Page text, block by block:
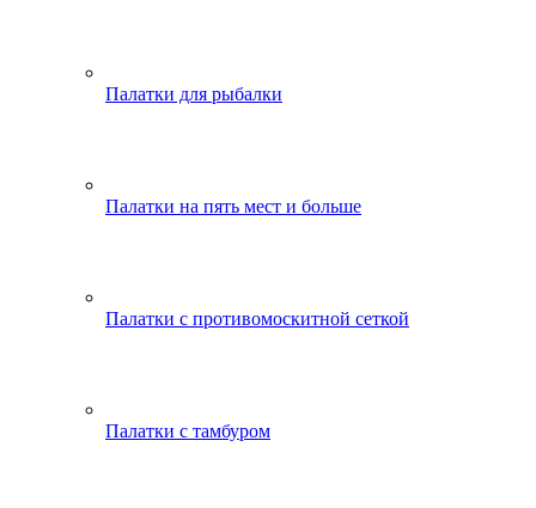
Палатки для рыбалки
Палатки на пять мест и больше
Палатки с противомоскитной сеткой
Палатки с тамбуром